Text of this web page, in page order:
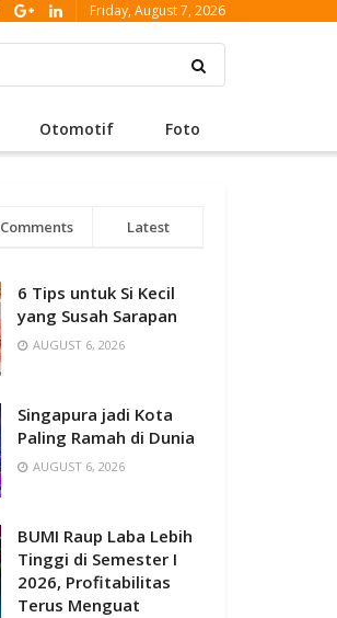
Friday, August 7, 2026
Otomotif Foto
Comments Latest
6 Tips untuk Si Kecil
yang Susah Sarapan
AUGUST 6, 2026
Singapura jadi Kota
Paling Ramah di Dunia
AUGUST 6, 2026
BUMI Raup Laba Lebih
Tinggi di Semester I
2026, Profitabilitas
Terus Menguat